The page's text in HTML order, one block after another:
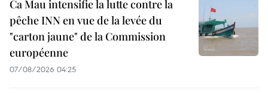
Ca Mau intensifie la lutte contre la
pêche INN en vue de la levée du
"carton jaune" de la Commission
européenne
07/08/2026 04:25